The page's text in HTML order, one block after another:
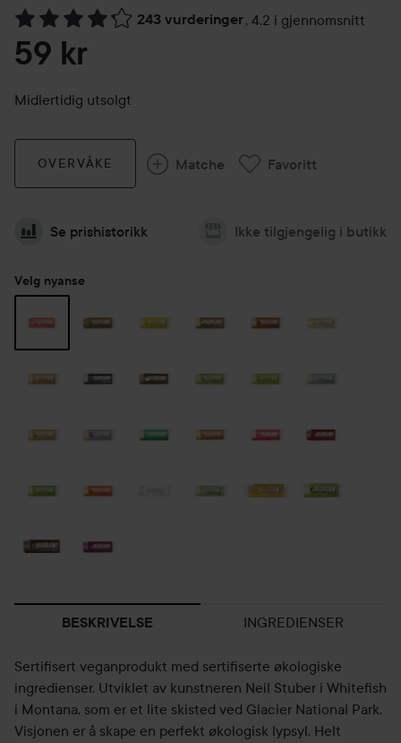
243 vurderinger, 4.2 i gjennomsnitt
Gå til Vurderinger & anmeldelser
59 kr
Midlertidig utsolgt
OVERVÅKE Matche Favoritt
Se prishistorikk Ikke tilgjengelig i butikk
Velg nyanse
BESKRIVELSE INGREDIENSER
Sertifisert veganprodukt med sertifiserte økologiske
ingredienser. Utviklet av kunstneren Neil Stuber i Whitefish
i Montana, som er et lite skisted ved Glacier National Park.
Visjonen er å skape en perfekt økologisk lypsyl. Helt